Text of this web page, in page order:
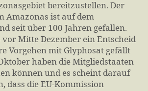
bereitzustellen. Der
Amazonas ist auf dem
seit über 100 Jahren gefallen.
vor Mitte Dezember ein Entscheid
Vorgehen mit Glyphosat gefällt
haben die Mitgliedstaaten
können und es scheint darauf
dass die EU-Kommission